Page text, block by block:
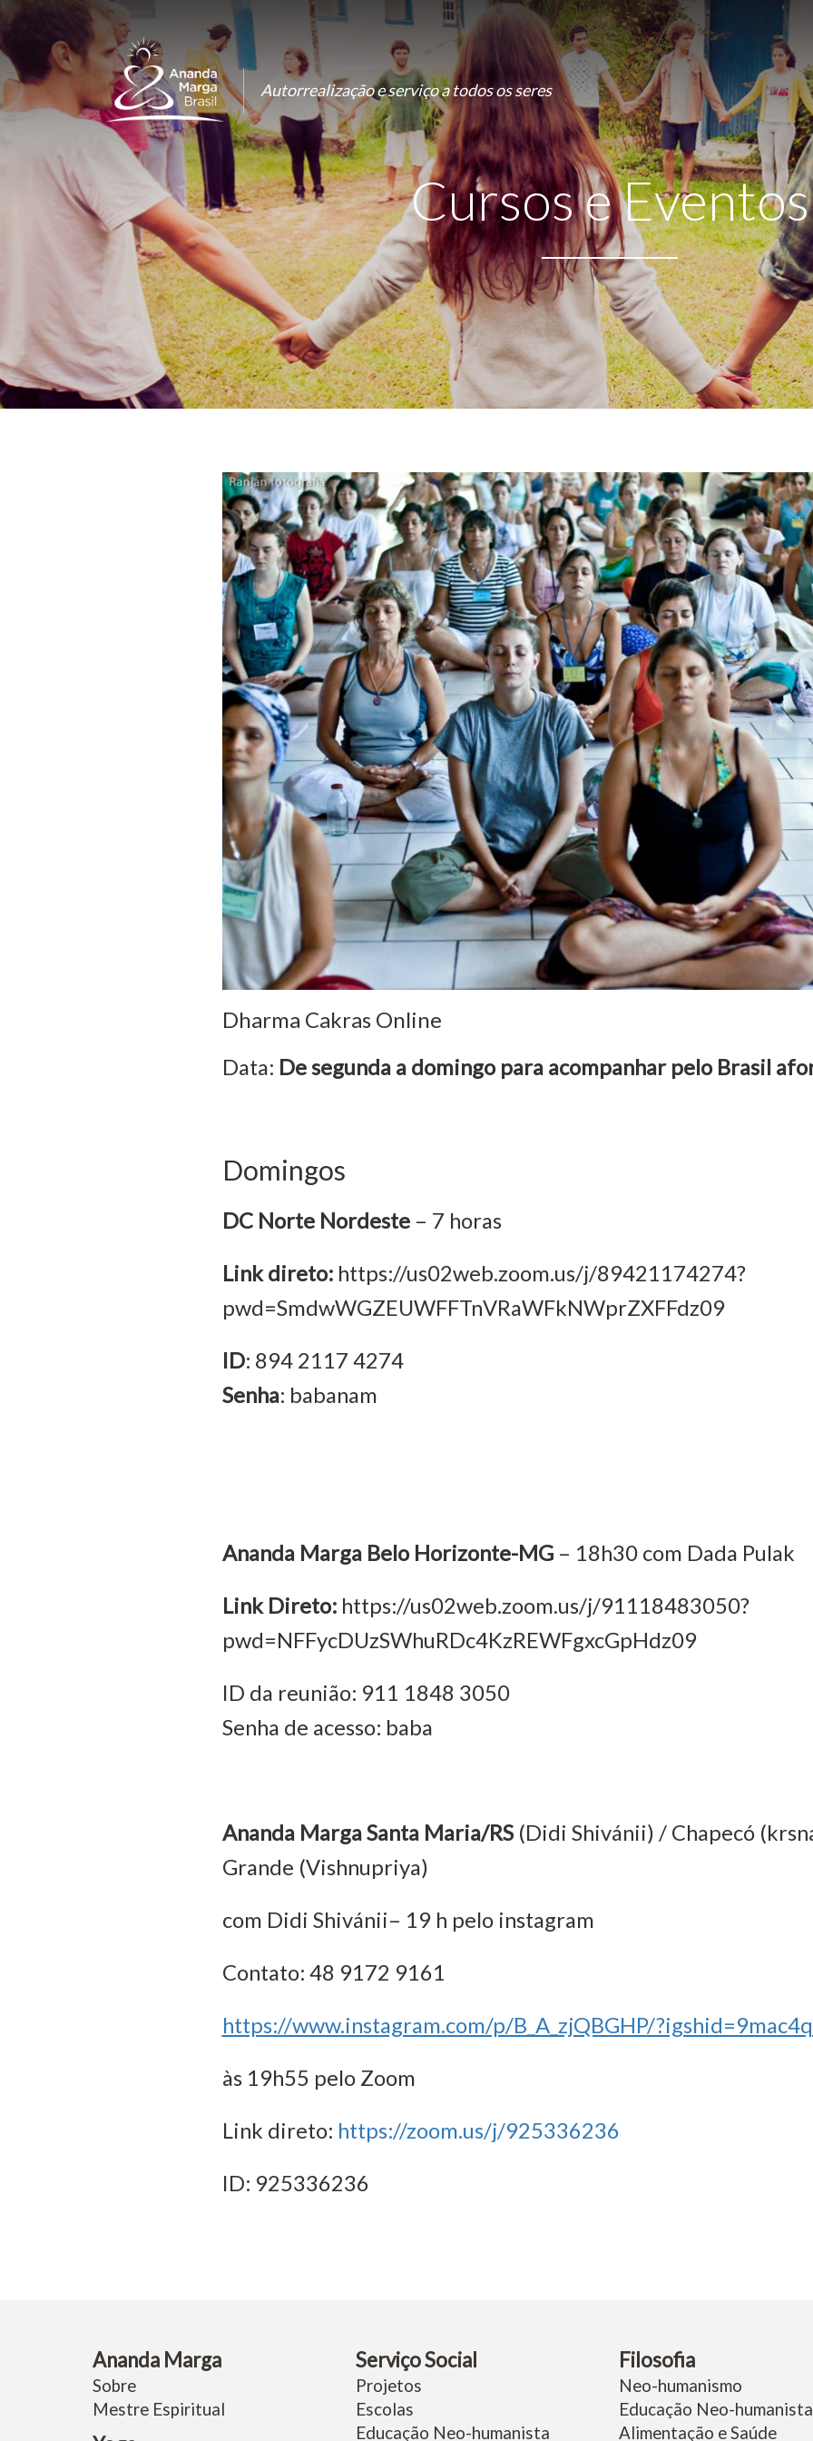
Autorrealização e serviço a todos os seres
Cursos e Eventos
Dharma Cakras Online
Data: De segunda a domingo para acompanhar pelo Brasil
Domingos
DC Norte Nordeste– 7 horas
Link direto:https://us02web.zoom.us/j/89421174274?
pwd=SmdwWGZEUWFFTnVRaWFkNWprZXFFdz09
ID: 894 2117 4274
Senha: babanam
Ananda Marga Belo Horizonte-MG– 18h30 com Dada Pulak
Link Direto:https://us02web.zoom.us/j/91118483050?
pwd=NFFycDUzSWhuRDc4KzREWFgxcGpHdz09
ID da reunião: 911 1848 3050
Senha de acesso: baba
Ananda Marga Santa Maria/RS(Didi Shivánii) / Chapecó
Grande (Vishnupriya)
com Didi Shivánii– 19 h pelo instagram
Contato: 48 9172 9161
https://www.instagram.com/p/B_A_zjQBGHP/
às 19h55 pelo Zoom
Link direto: https://zoom.us/j/925336236
ID: 925336236
Ananda Marga
Sobre
Mestre Espiritual
Serviço Social
Projetos
Escolas
Educação Neo-humanista
Filosofia
Neo-humanismo
Educação Neo-humanista
Alimentação e Saúde